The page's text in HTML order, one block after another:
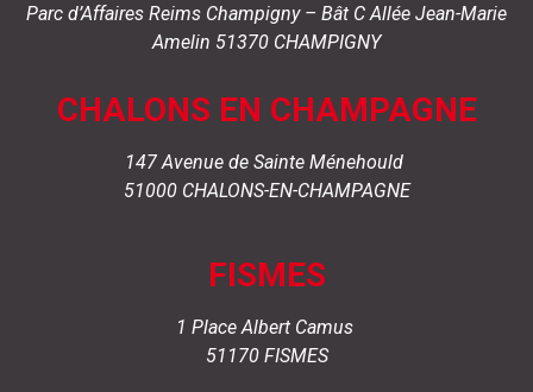
Parc d’Affaires Reims Champigny – Bât C Allée Jean-Marie
Amelin 51370 CHAMPIGNY
CHALONS EN CHAMPAGNE
147 Avenue de Sainte Ménehould
51000 CHALONS-EN-CHAMPAGNE
FISMES
1 Place Albert Camus
51170 FISMES